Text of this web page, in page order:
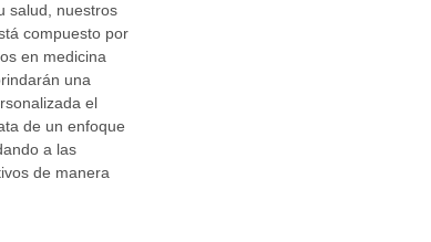
salud, nuestros
compuesto por
en medicina
una
el
de un enfoque
a las
de manera